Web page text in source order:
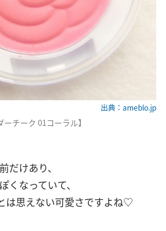
出典：ameblo.jp
チーク 01コーラル】
だけあり、
くなっていて、
は思えない可愛さですよね♡